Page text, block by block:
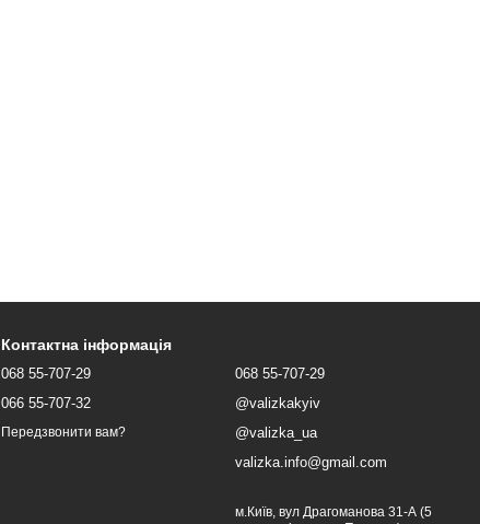
Контактна інформація
068 55-707-29
066 55-707-32
Передзвонити вам?
068 55-707-29
@valizkakyiv
@valizka_ua
valizka.info@gmail.com
м.Київ, вул Драгоманова 31-А (5